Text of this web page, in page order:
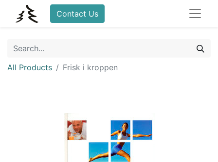
Contact Us
All Products Frisk i kroppen